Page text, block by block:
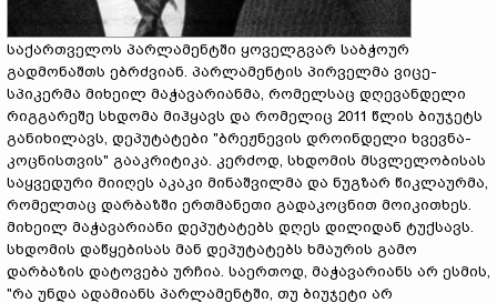
საქართველოს პარლამენტში ყოველგვარ საბჭოურ
გადმონაშთს ებრძვიან. პარლამენტის პირველმა ვიცე-
სპიკერმა მიხეილ მაჭავარიანმა, რომელსაც დღევანდელი
რიგგარეშე სხდომა მიჰყავს და რომელიც 2011 წლის ბიუჯეტს
განიხილავს, დეპუტატები "ბრეჟნევის დროინდელი ხვევნა-
კოცნისთვის" გააკრიტიკა. კერძოდ, სხდომის მსვლელობისას
საყვედური მიიღეს აკაკი მინაშვილმა და ნუგზარ წიკლაურმა,
რომელთაც დარბაზში ერთმანეთი გადაკოცნით მოიკითხეს.
მიხეილ მაჭავარიანი დეპუტატებს დღეს დილიდან ტუქსავს.
სხდომის დაწყებისას მან დეპუტატებს ხმაურის გამო
დარბაზის დატოვება ურჩია. საერთოდ, მაჭავარიანს არ ესმის,
"რა უნდა ადამიანს პარლამენტში, თუ ბიუჯეტი არ